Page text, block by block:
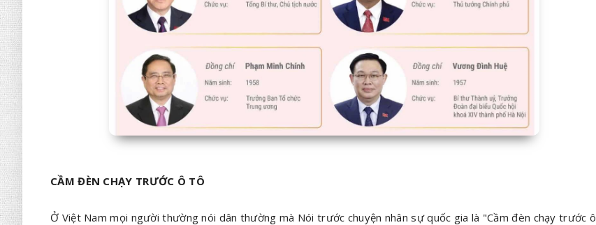
CẦM ĐÈN CHẠY TRƯỚC Ô TÔ
Ở Việt Nam mọi người thường nói dân thường mà Nói trước chuyện nhân sự quốc gia là "Cầm đèn chạy trước ô